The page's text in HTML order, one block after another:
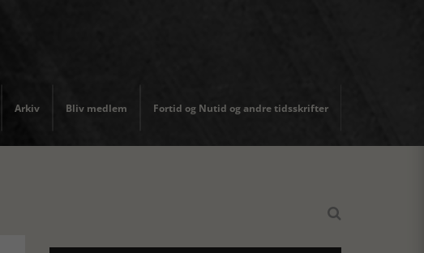
Arkiv Bliv medlem Fortid og Nutid og andre tidsskrifter
